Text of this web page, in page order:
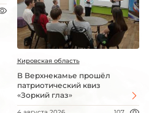
Кировская область
В Верхнекамье прошёл
патриотический квиз
«Зоркий глаз»